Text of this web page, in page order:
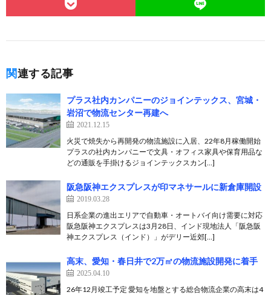
関連する記事
プラス社内カンパニーのジョインテックス、宮城・
岩沼で物流センター再建へ
2021.12.15
火災で焼失から再開発の物流施設に入居、22年8月稼働開始
プラスの社内カンパニーで文具・オフィス家具や保育用品な
どの通販を手掛けるジョインテックスカン[…]
阪急阪神エクスプレスが印マネサールに新倉庫開設
2019.03.28
日系企業の進出エリアで自動車・オートバイ向け需要に対応
阪急阪神エクスプレスは3月28日、インド現地法人「阪急阪
神エクスプレス（インド）」がデリー近郊[…]
高末、愛知・春日井で2万㎡の物流施設開発に着手
2025.04.10
26年12月竣工予定 愛知を地盤とする総合物流企業の高末は4